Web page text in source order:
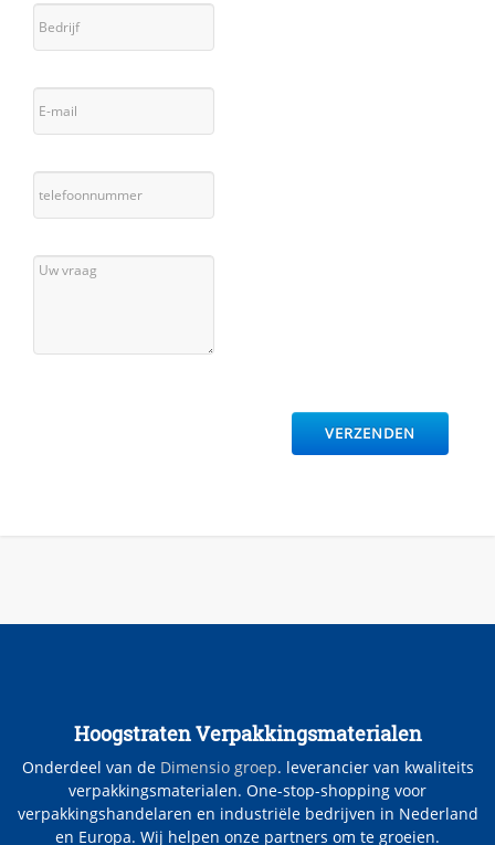
Hoogstraten Verpakkingsmaterialen
Onderdeel van de Dimensio groep. leverancier van kwaliteits
verpakkingsmaterialen. One-stop-shopping voor
verpakkingshandelaren en industriële bedrijven in Nederland
en Europa. Wij helpen onze partners om te groeien.